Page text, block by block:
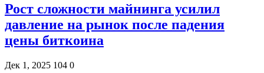
Рост сложности майнинга усилил
давление на рынок после падения
цены биткоина
Дек 1, 2025 104 0